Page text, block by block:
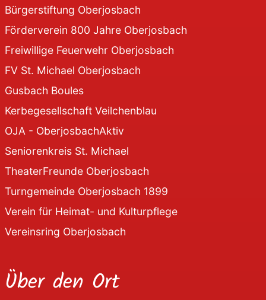
Bürgerstiftung Oberjosbach
Förderverein 800 Jahre Oberjosbach
Freiwillige Feuerwehr Oberjosbach
FV St. Michael Oberjosbach
Gusbach Boules
Kerbegesellschaft Veilchenblau
OJA - OberjosbachAktiv
Seniorenkreis St. Michael
TheaterFreunde Oberjosbach
Turngemeinde Oberjosbach 1899
Verein für Heimat- und Kulturpflege
Vereinsring Oberjosbach
Über den Ort